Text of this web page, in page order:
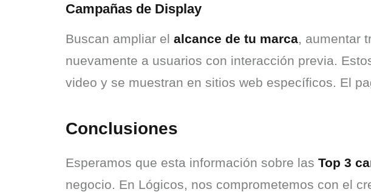
Campañas de Display
Buscan ampliar el alcance de tu marca, aumentar
nuevamente a usuarios con interacción previa.
video y se muestran en sitios web específicos. El
Conclusiones
Esperamos que esta información sobre las Top 3
negocio. En Lógicos, nos comprometemos con el